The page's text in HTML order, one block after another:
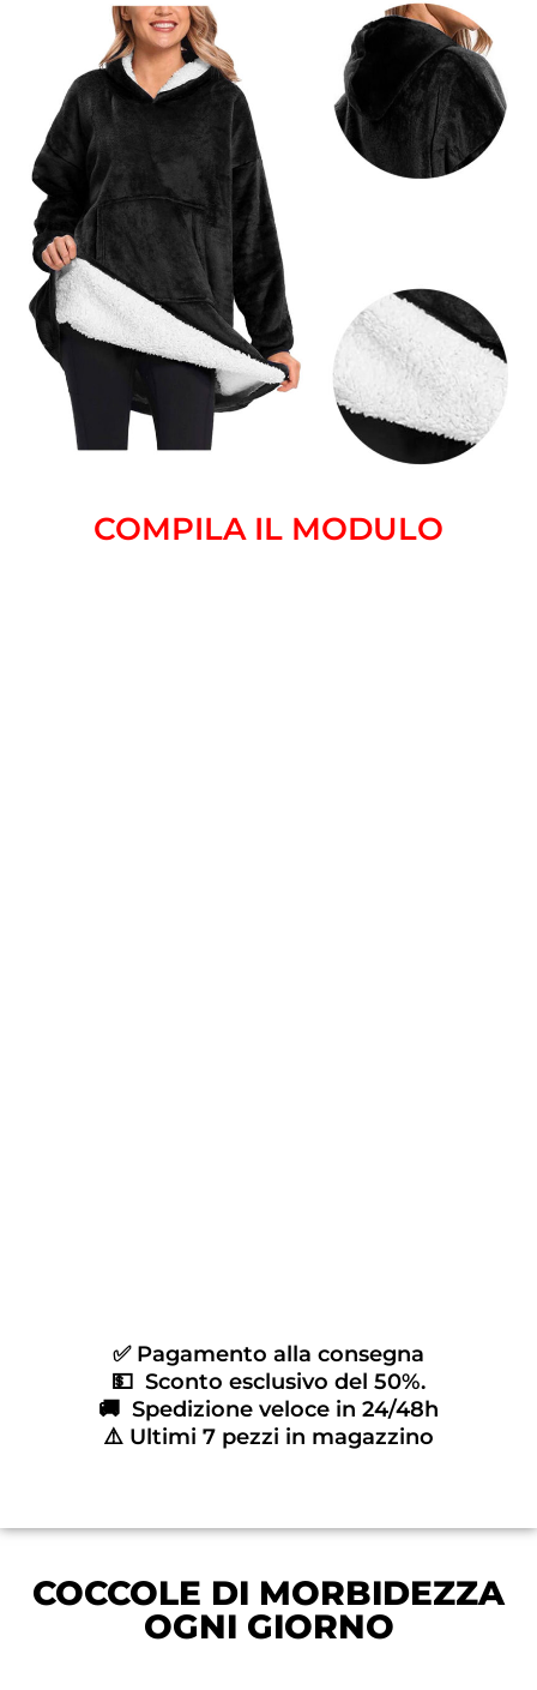
COMPILA IL MODULO
✅ Pagamento alla consegna
💵 Sconto esclusivo del 50%.
🚚 Spedizione veloce in 24/48h
⚠️ Ultimi 7 pezzi in magazzino
COCCOLE DI MORBIDEZZA
OGNI GIORNO